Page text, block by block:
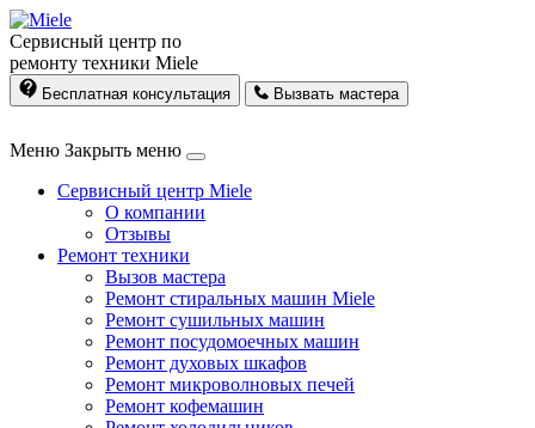
Сервисный центр по
ремонту техники Miele
Бесплатная консультация Вызвать мастера
Меню Закрыть меню
Сервисный центр Miele
О компании
Отзывы
Ремонт техники
Вызов мастера
Ремонт стиральных машин Miele
Ремонт сушильных машин
Ремонт посудомоечных машин
Ремонт духовых шкафов
Ремонт микроволновых печей
Ремонт кофемашин